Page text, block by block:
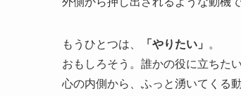
もうひとつは、 「やりたい」
。
おもしろそう。誰かの役に立ちた
心の内側から、ふっと湧いてくる動